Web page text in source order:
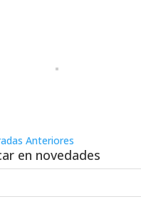
Anteriores
en novedades